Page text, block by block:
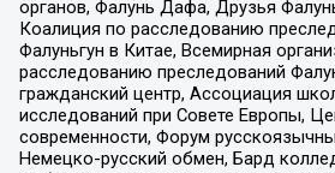
органов, Фалунь Дафа, Друзья
Коалиция по расследованию
Фалуньгун в Китае, Всемирная
расследованию преследований
гражданский центр, Ассоциация
исследований при Совете Европы,
современности, Форум
Немецко-русский обмен, Бард